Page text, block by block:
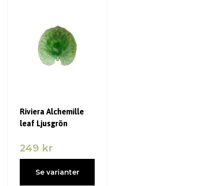
Riviera Alchemille
leaf Ljusgrön
249 kr
Se varianter